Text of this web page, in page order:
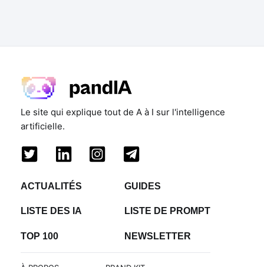
Le site qui explique tout de A à I sur l'intelligence
artificielle.
ACTUALITÉS GUIDES
LISTE DES IA LISTE DE PROMPT
TOP 100 NEWSLETTER